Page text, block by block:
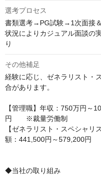
選考プロセス
書類選考→PG試験→1次面接
状況によりカジュアル面談の
り
その他補足
経験に応じ、ゼネラリスト・
合があります。
【管理職】年収：750万円～
円　　※裁量労働制
【ゼネラリスト・スペシャリ
額：441,500円～579,200円
◆当社の取り組み